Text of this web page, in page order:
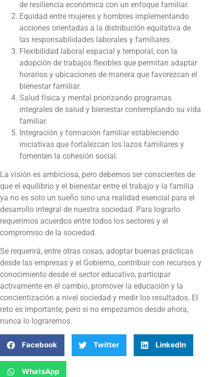
de resiliencia económica con un enfoque familiar.
Equidad entre mujeres y hombres implementando
acciones orientadas a la distribución equitativa de
las responsabilidades laborales y familiares.
Flexibilidad laboral espacial y temporal, con la
adopción de trabajos flexibles que permitan adaptar
horarios y ubicaciones de manera que favorezcan el
bienestar familiar.
Salud física y mental priorizando programas
integrales de salud y bienestar contemplando su vida
familiar.
Integración y formación familiar estableciendo
iniciativas que fortalezcan los lazos familiares y
fomenten la cohesión social.
La visión es ambiciosa, pero debemos ser conscientes de
que el equilibrio y el bienestar entre el trabajo y la familia
ya no es solo un sueño sino una realidad esencial para el
desarrollo integral de nuestra sociedad. Para lograrlo
requerimos acuerdos entre todos los sectores y el
compromiso de la sociedad.
Se requerirá, entre otras cosas, adoptar buenas prácticas
desde las empresas y el Gobierno, contribuir con recursos y
conocimiento desde el sector educativo, participar
activamente en el cambio, promover la educación y la
concientización a nivel sociedad y medir los resultados. El
reto es importante, pero si no empezamos desde ahora,
nunca lo lograremos.
Facebook Twitter LinkedIn
WhatsApp